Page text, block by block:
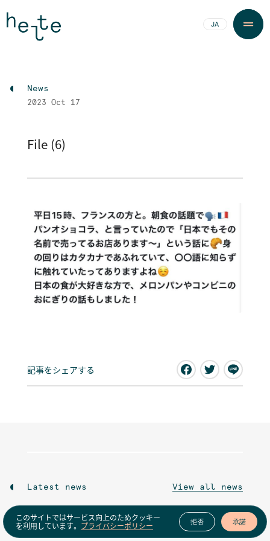
JA
News
2023 Oct 17
File (6)
記事をシェアする
Latest news View all news
Events
このサイトではサービス向上のためクッキー
を利用しています。 プライバシーポリシー 拒否 承諾